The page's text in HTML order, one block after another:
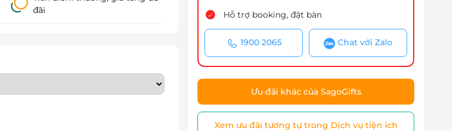
đãi
Hỗ trợ booking, đặt bàn
1900 2065 Chat với Zalo
Ưu đãi khác của SagoGifts
Xem ưu đãi tương tự trong Dịch vụ tiện ích